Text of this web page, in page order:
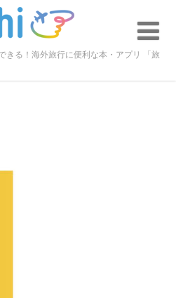
きる！海外旅行に便利な本・アプリ 「旅